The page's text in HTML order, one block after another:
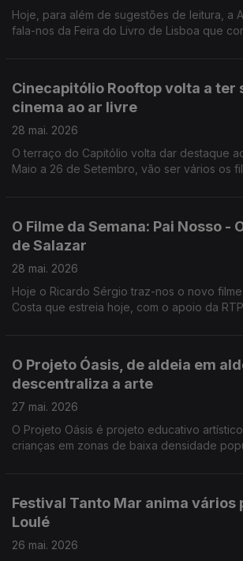
Hoje, para além de sugestões de leitura, a
fala-nos da Feira do Livro de Lisboa que
Cinecapitólio Rooftop volta a ter
cinema ao ar livre
28 mai. 2026
O terraço do Capitólio volta dar destaque
Maio a 26 de Setembro, vão ser vários os
O Filme da Semana: Pai Nosso -
de Salazar
28 mai. 2026
Hoje o Ricardo Sérgio traz-nos o novo
Costa que estreia hoje, com o apoio da RTP
O Projeto Óasis, de aldeia em
descentraliza a arte
27 mai. 2026
O Projeto Oásis é projeto educativo
crianças em zonas de baixa densidade
Festival Tanto Mar anima vários
Loulé
26 mai. 2026